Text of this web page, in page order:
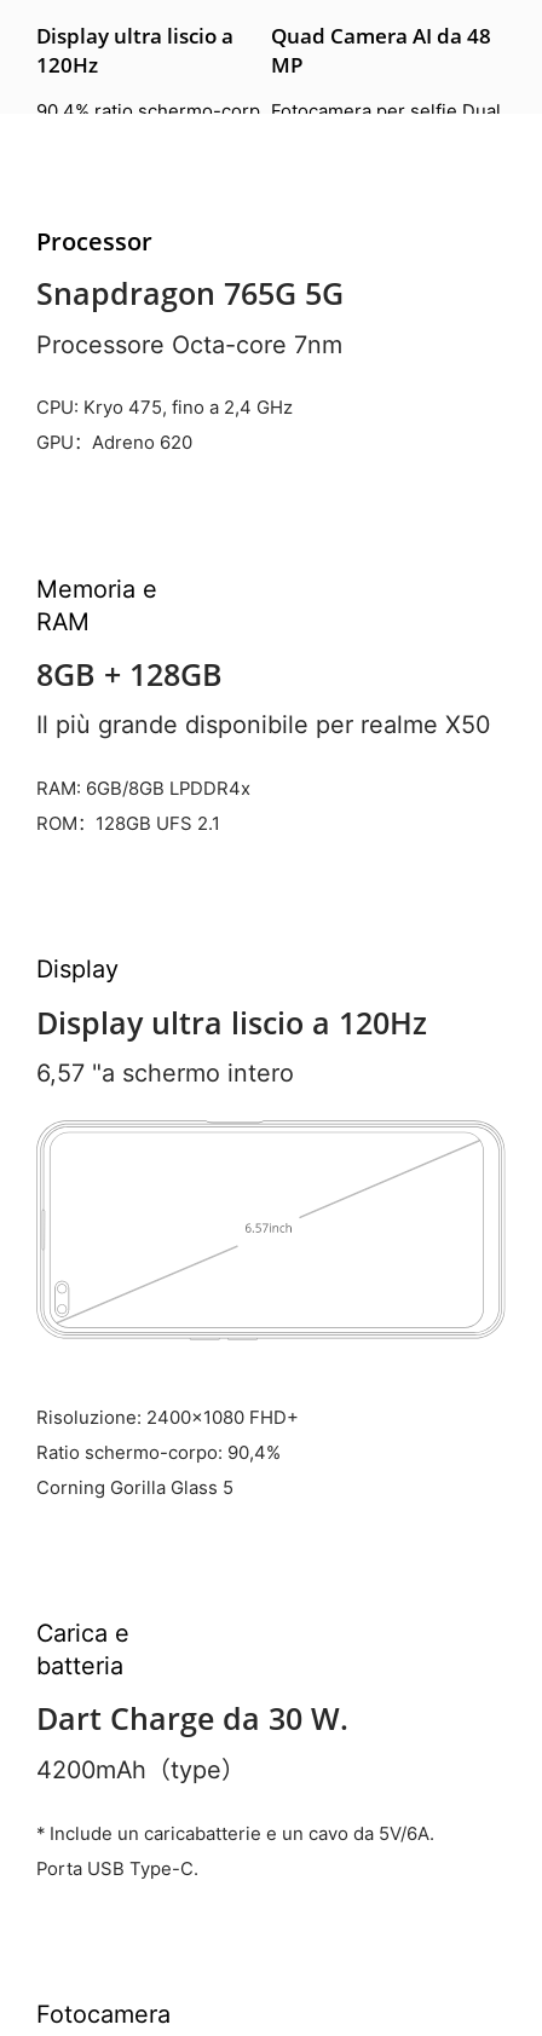
Display ultra liscio a
120Hz
90.4% ratio schermo-corp
Quad Camera AI da 48
MP
Fotocamera per selfie Dual
Audio
Esperienza immersiva
Cooling 3.0
pressione
Processor
Snapdragon 765G 5G
Processore Octa-core 7nm
CPU: Kryo 475, fino a 2,4 GHz
GPU：Adreno 620
Memoria e
RAM
8GB + 128GB
Il più grande disponibile per realme X50
RAM: 6GB/8GB LPDDR4x
ROM：128GB UFS 2.1
Display
Display ultra liscio a 120Hz
6,57 "a schermo intero
Risoluzione: 2400x1080 FHD+
Ratio schermo-corpo: 90,4%
Corning Gorilla Glass 5
Carica e
batteria
Dart Charge da 30 W.
4200mAh（type）
* Include un caricabatterie e un cavo da 5V/6A.
Porta USB Type-C.
Fotocamera